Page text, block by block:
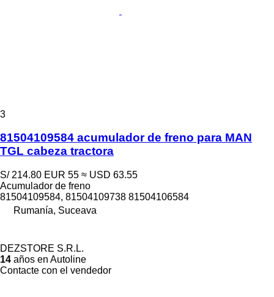
3
81504109584 acumulador de freno para MAN
TGL cabeza tractora
S/ 214.80 EUR 55 ≈ USD 63.55
Acumulador de freno
81504109584, 81504109738 81504106584
Rumanía, Suceava
DEZSTORE S.R.L.
14 años en Autoline
Contacte con el vendedor